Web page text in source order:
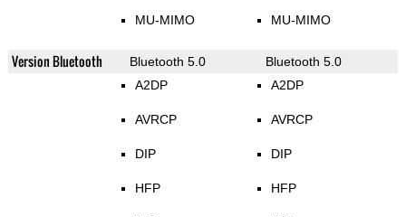
MU-MIMO MU-MIMO
Version Bluetooth Bluetooth 5.0 Bluetooth 5.0
A2DP
AVRCP
DIP
HFP
A2DP
AVRCP
DIP
HFP